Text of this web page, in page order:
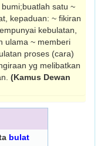
satu ~
kepaduan: ~ fikiran
kebulatan,
ulama ~ memberi
proses (cara)
yg melibatkan
(Kamus Dewan
bulat